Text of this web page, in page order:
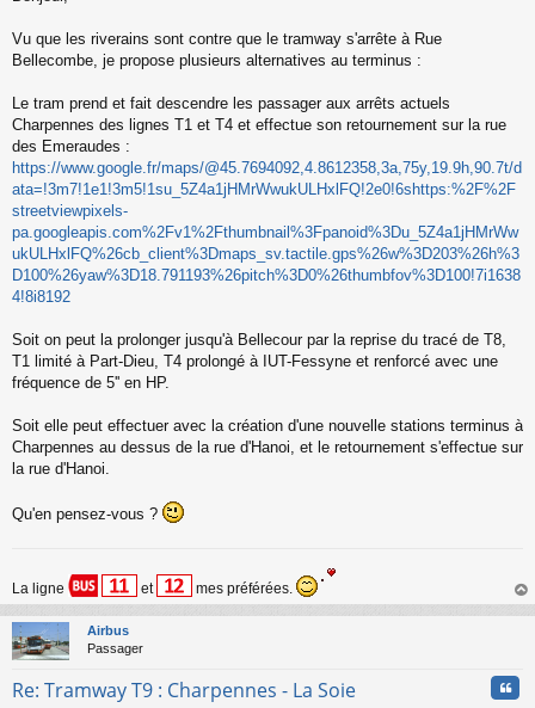
s
a
g
n
o
n
u
Vu que les riverains sont contre que le tramway s'arrête à Rue
Bellecombe, je propose plusieurs alternatives au terminus :
Le tram prend et fait descendre les passager aux arrêts actuels
Charpennes des lignes T1 et T4 et effectue son retournement sur la rue
des Emeraudes :
https://www.google.fr/maps/@45.7694092,4.8612358,3a,75y,19.9h,90.7t/d
ata=!3m7!1e1!3m5!1su_5Z4a1jHMrWwukULHxlFQ!2e0!6shttps:%2F%2F
streetviewpixels-
pa.googleapis.com%2Fv1%2Fthumbnail%3Fpanoid%3Du_5Z4a1jHMrWw
ukULHxlFQ%26cb_client%3Dmaps_sv.tactile.gps%26w%3D203%26h%3
D100%26yaw%3D18.791193%26pitch%3D0%26thumbfov%3D100!7i1638
4!8i8192
Soit on peut la prolonger jusqu'à Bellecour par la reprise du tracé de T8,
T1 limité à Part-Dieu, T4 prolongé à IUT-Fessyne et renforcé avec une
fréquence de 5'' en HP.
Soit elle peut effectuer avec la création d'une nouvelle stations terminus à
Charpennes au dessus de la rue d'Hanoi, et le retournement s'effectue sur
la rue d'Hanoi.
Qu'en pensez-vous ?
La ligne et mes préférées.
au
Airbus
Passager
Re: Tramway T9 : Charpennes - La Soie